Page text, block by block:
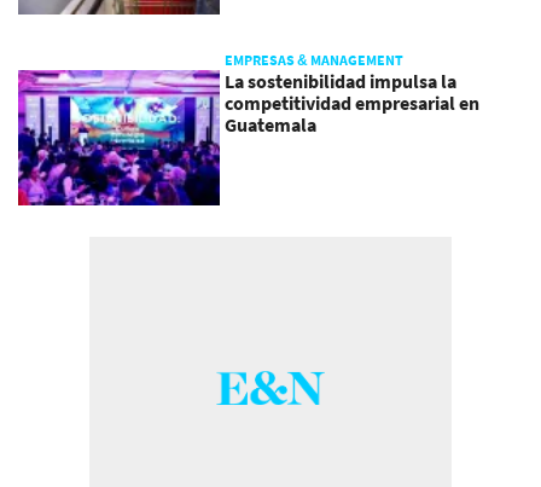
EMPRESAS & MANAGEMENT
La sostenibilidad impulsa la
competitividad empresarial en
Guatemala